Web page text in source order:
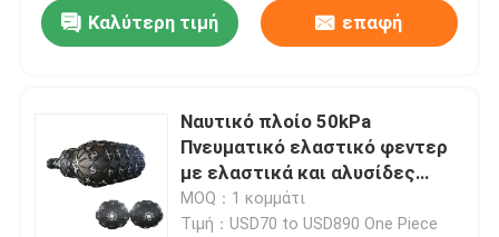
Καλύτερη τιμή επαφή
Ναυτικό πλοίο 50kPa
Πνευματικό ελαστικό φεντερ
με ελαστικά και αλυσίδες
προστατεύει το πλοίο
αποβάθρας
MOQ：1 κομμάτι
Τιμή：USD70 to USD890 One Piece